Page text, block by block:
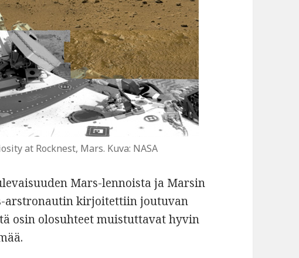
at Rocknest, Mars. Kuva: NASA
Mars-lennoista ja Marsin
arstronautin kirjoitettiin joutuvan
osin olosuhteet muistuttavat hyvin